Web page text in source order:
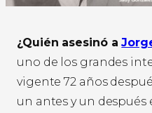
¿Quién asesinó a
uno de los grandes
vigente 72 años
un antes y un